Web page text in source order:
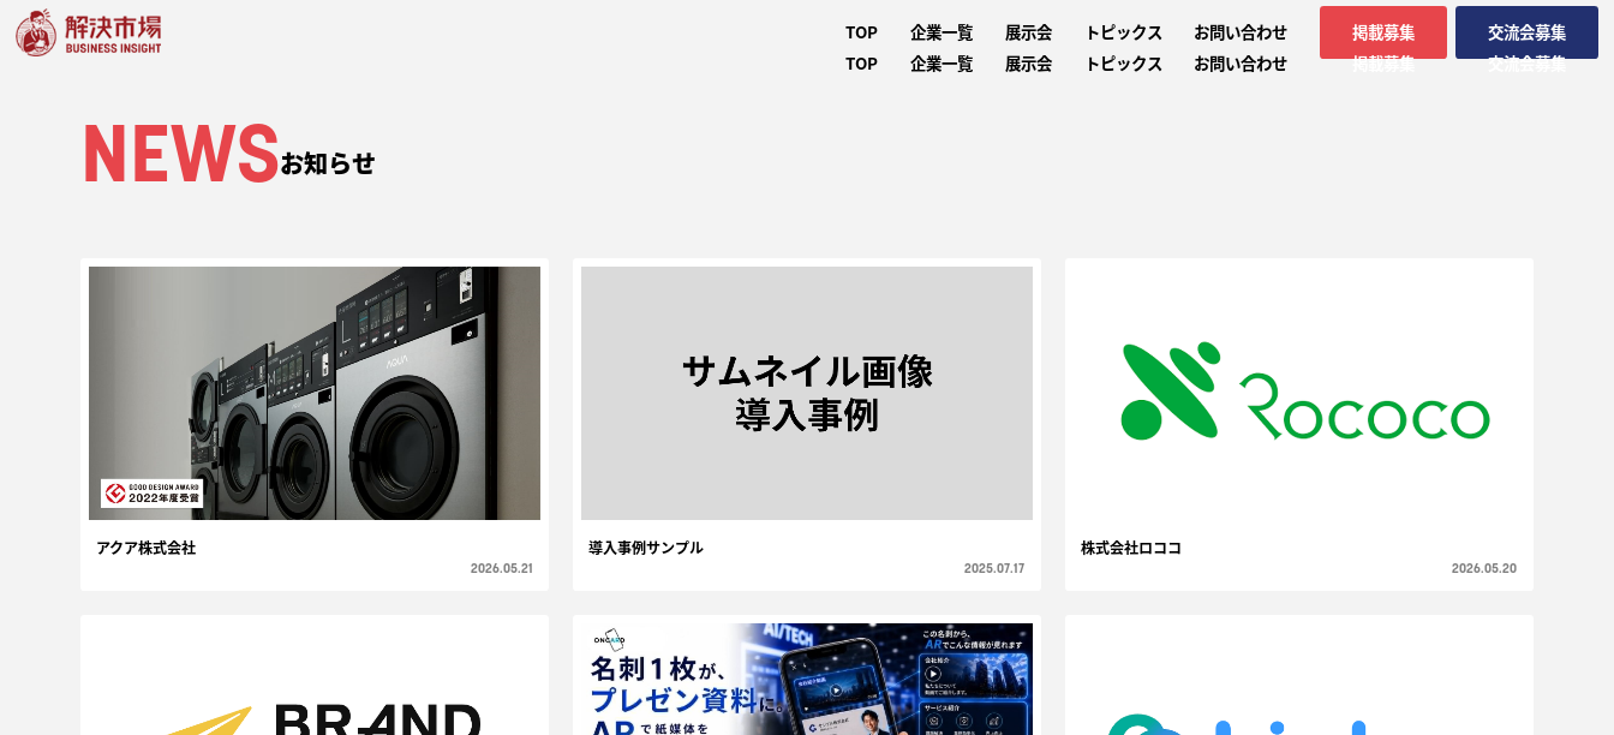
TOP
TOP
企業一覧
企業一覧
展示会
展示会
トピックス
トピックス
お問い合わせ
お問い合わせ
掲載募集
掲載募集
交流会募集
交流会募集
NEWSお知らせ
アクア株式会社
2026.05.21
導入事例サンプル
2025.07.17
株式会社ロココ
2026.05.20